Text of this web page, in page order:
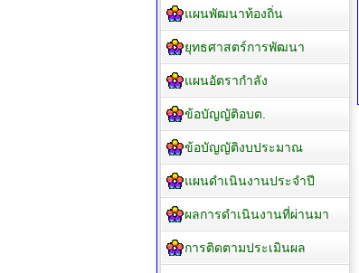
แผนพัฒนาท้องถิ่น
ยุทธศาสตร์การพัฒนา
แผนอัตรากำลัง
ข้อบัญญัติอบต.
ข้อบัญญัติงบประมาณ
แผนดำเนินงานประจำปี
ผลการดำเนินงานที่ผ่านมา
การติดตามประเมินผล